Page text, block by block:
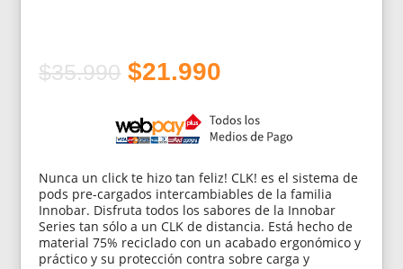
$35.990 El
precio
era:
$35.990.
$21.990
es:
$21.990.
Nunca un click te hizo tan feliz! CLK! es el sistema de
pods pre-cargados intercambiables de la familia
Innobar. Disfruta todos los sabores de la Innobar
Series tan sólo a un CLK de distancia. Está hecho de
material 75% reciclado con un acabado ergonómico y
práctico y su protección contra sobre carga y